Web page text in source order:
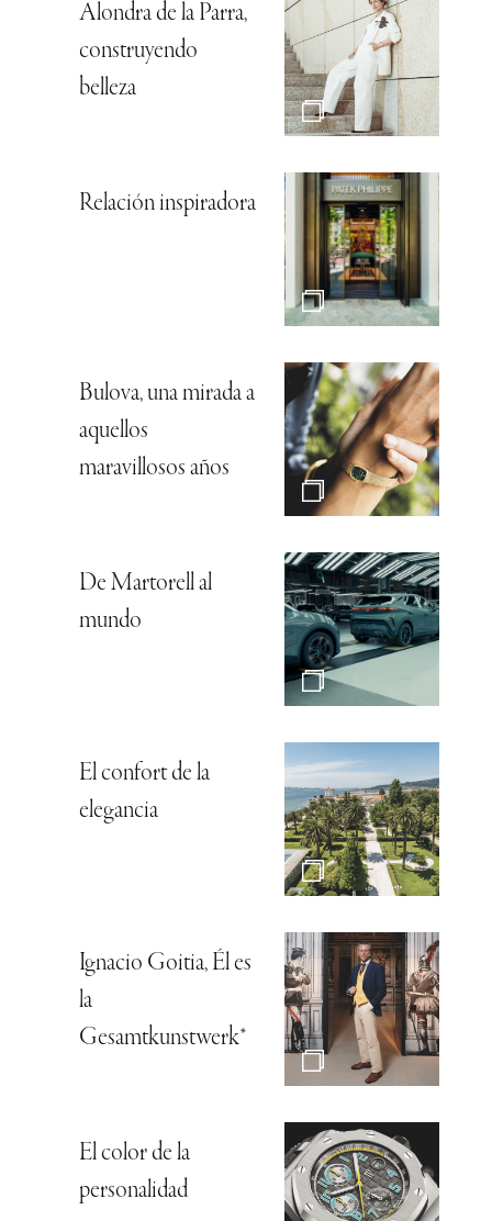
Alondra de la Parra,
construyendo
belleza
Relación inspiradora
Bulova, una mirada a
aquellos
maravillosos años
De Martorell al
mundo
El confort de la
elegancia
Ignacio Goitia, Él es
la
Gesamtkunstwerk*
El color de la
personalidad